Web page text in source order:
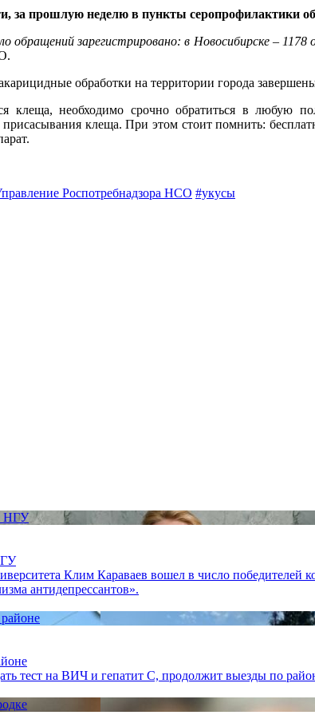
за прошлую неделю в пункты серопрофилактики
обращений зарегистрировано: в Новосибирске –
обработки на территории города
клеща, необходимо срочно обратиться в любую
клеща. При этом стоит помнить:
Роспотребнадзора НСО #укусы
Клим Караваев вошел в число победителей
антидепрессантов».
тест на ВИЧ и гепатит С, продолжит выезды по